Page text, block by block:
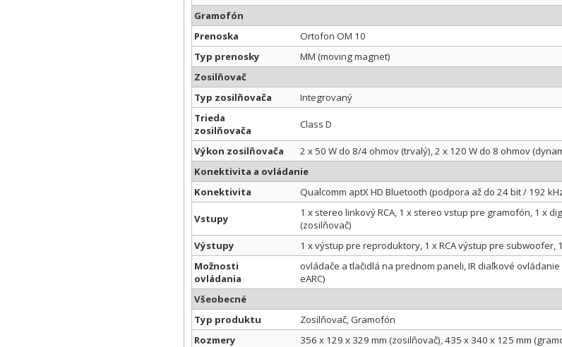
Gramofón
Prenoska
Ortofon OM 10
Typ prenosky
MM (moving magnet)
Zosilňovač
Typ zosilňovača
Integrovaný
Trieda
zosilňovača
Class D
Výkon zosilňovača
2 x 50 W do 8/4 ohmov (trvalý), 2 x 120 W do 8 ohmov
Konektivita a ovládanie
Konektivita
Qualcomm aptX HD Bluetooth (podpora až do 24 bit / 192
Vstupy
1 x stereo linkový RCA, 1 x stereo vstup pre gramofón, 1 x
(zosilňovač)
Výstupy
1 x výstup pre reproduktory, 1 x RCA výstup pre
Možnosti
ovládania
ovládače a tlačidlá na prednom paneli, IR diaľkové
eARC)
Všeobecné
Typ produktu
Zosilňovač, Gramofón
Rozmery
356 x 129 x 329 mm (zosilňovač), 435 x 340 x 125 mm